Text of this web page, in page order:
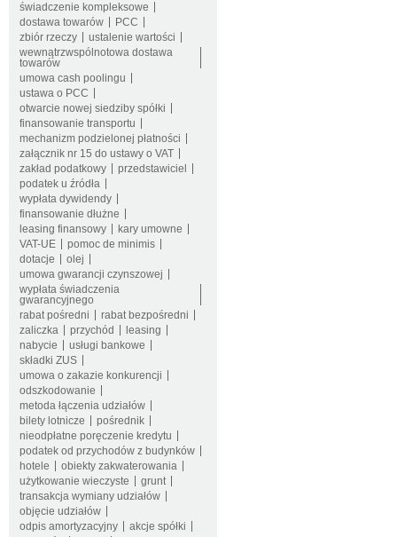
świadczenie kompleksowe
dostawa towarów
PCC
zbiór rzeczy
ustalenie wartości
wewnątrzwspólnotowa dostawa
towarów
umowa cash poolingu
ustawa o PCC
otwarcie nowej siedziby spółki
finansowanie transportu
mechanizm podzielonej płatności
załącznik nr 15 do ustawy o VAT
zakład podatkowy
przedstawiciel
podatek u źródła
wypłata dywidendy
finansowanie dłużne
leasing finansowy
kary umowne
VAT-UE
pomoc de minimis
dotacje
olej
umowa gwarancji czynszowej
wypłata świadczenia
gwarancyjnego
rabat pośredni
rabat bezpośredni
zaliczka
przychód
leasing
nabycie
usługi bankowe
składki ZUS
umowa o zakazie konkurencji
odszkodowanie
metoda łączenia udziałów
bilety lotnicze
pośrednik
nieodpłatne poręczenie kredytu
podatek od przychodów z budynków
hotele
obiekty zakwaterowania
użytkowanie wieczyste
grunt
transakcja wymiany udziałów
objęcie udziałów
odpis amortyzacyjny
akcje spółki